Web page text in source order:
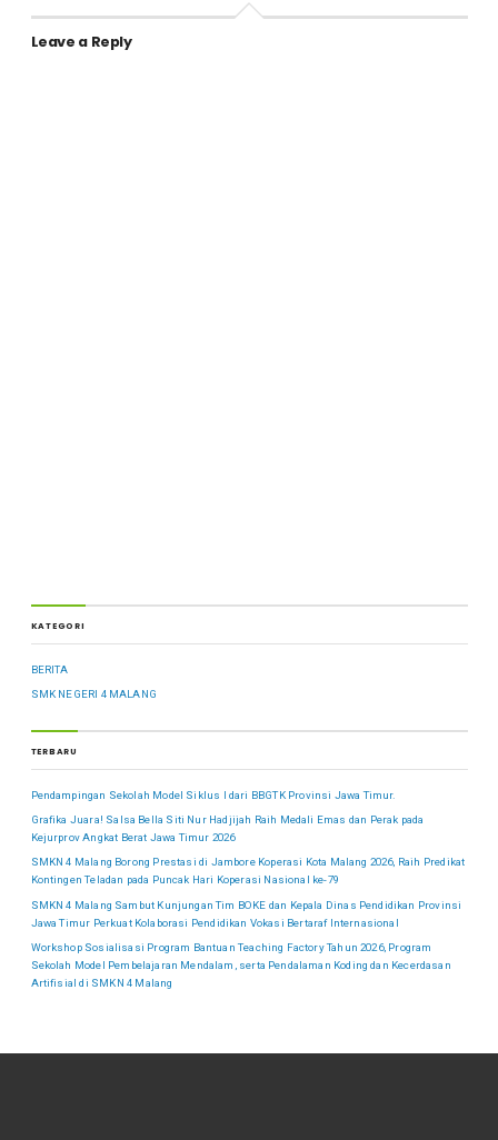
Leave a Reply
KATEGORI
BERITA
SMK NEGERI 4 MALANG
TERBARU
Pendampingan Sekolah Model Siklus I dari BBGTK Provinsi Jawa Timur.
Grafika Juara! Salsa Bella Siti Nur Hadjijah Raih Medali Emas dan Perak pada
Kejurprov Angkat Berat Jawa Timur 2026
SMKN 4 Malang Borong Prestasi di Jambore Koperasi Kota Malang 2026, Raih Predikat
Kontingen Teladan pada Puncak Hari Koperasi Nasional ke-79
SMKN 4 Malang Sambut Kunjungan Tim BOKE dan Kepala Dinas Pendidikan Provinsi
Jawa Timur Perkuat Kolaborasi Pendidikan Vokasi Bertaraf Internasional
Workshop Sosialisasi Program Bantuan Teaching Factory Tahun 2026, Program
Sekolah Model Pembelajaran Mendalam, serta Pendalaman Koding dan Kecerdasan
Artifisial di SMKN 4 Malang